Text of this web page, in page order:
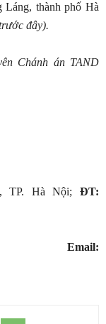
thành phố Hà
đây).
Chánh án TAND
TP. Hà Nội;ĐT:
Email: